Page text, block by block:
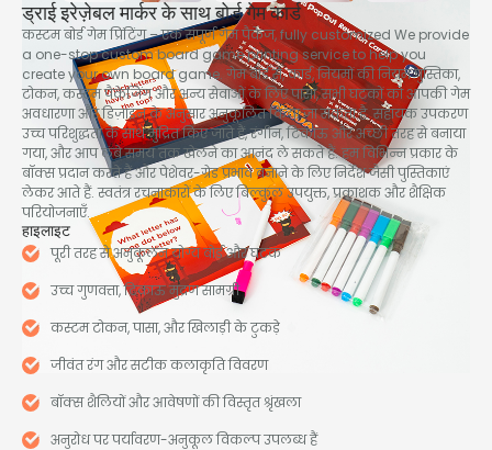
ड्राई इरेज़ेबल मार्कर के साथ बोर्ड गेम कार्ड
कस्टम बोर्ड गेम प्रिंटिंग – एक संपूर्ण गेम पैकेज,fully customized We provide
a one-stop custom board game printing service to help you
create your own board game. गेम बोर्ड से, कार्ड, नियमों की नियम पुस्तिका,
टोकन, कस्टम पैकेजिंग और अन्य सेवाओं के लिए पासा, सभी घटकों को आपकी गेम
अवधारणा और डिज़ाइन के अनुसार अनुकूलित किया जा सकता है. सहायक उपकरण
उच्च परिशुद्धता के साथ मुद्रित किए जाते हैं, रंगीन, टिकाऊ और अच्छी तरह से बनाया
गया, और आप लंबे समय तक खेलने का आनंद ले सकते हैं. हम विभिन्न प्रकार के
बॉक्स प्रदान करते हैं और पेशेवर-ग्रेड प्रभाव बनाने के लिए निर्देश जैसी पुस्तिकाएं
लेकर आते हैं. स्वतंत्र रचनाकारों के लिए बिल्कुल उपयुक्त, प्रकाशक और शैक्षिक
परियोजनाएँ.
हाइलाइट
पूरी तरह से अनुकूलन योग्य बोर्ड और घटक
उच्च गुणवत्ता, टिकाऊ मुद्रण सामग्री
कस्टम टोकन, पासा, और खिलाड़ी के टुकड़े
जीवंत रंग और सटीक कलाकृति विवरण
बॉक्स शैलियों और आवेषणों की विस्तृत श्रृंखला
अनुरोध पर पर्यावरण-अनुकूल विकल्प उपलब्ध हैं